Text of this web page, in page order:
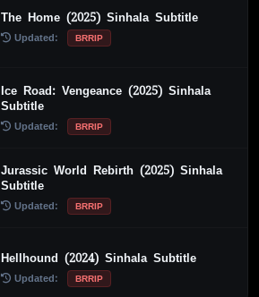
The Home (2025) Sinhala Subtitle
Updated: BRRIP
Ice Road: Vengeance (2025) Sinhala
Subtitle
Updated: BRRIP
Jurassic World Rebirth (2025) Sinhala
Subtitle
Updated: BRRIP
Hellhound (2024) Sinhala Subtitle
Updated: BRRIP